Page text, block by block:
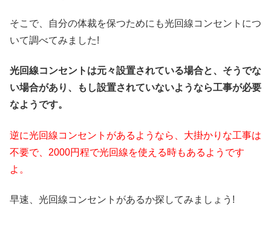
そこで、自分の体裁を保つためにも光回線コンセントにつ
いて調べてみました!
光回線コンセントは元々設置されている場合と、そうでな
い場合があり、もし設置されていないようなら工事が必要
なようです。
逆に光回線コンセントがあるようなら、大掛かりな工事は
不要で、2000円程で光回線を使える時もあるようです
よ。
早速、光回線コンセントがあるか探してみましょう!